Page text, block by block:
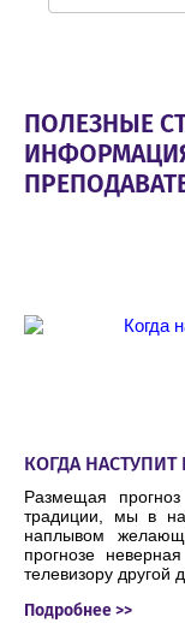
ПОЛЕЗНЫЕ
КОГДА
Размещая
традиции, мы в
наплывом
прогнозе
телевизору другой
Подробнее >>